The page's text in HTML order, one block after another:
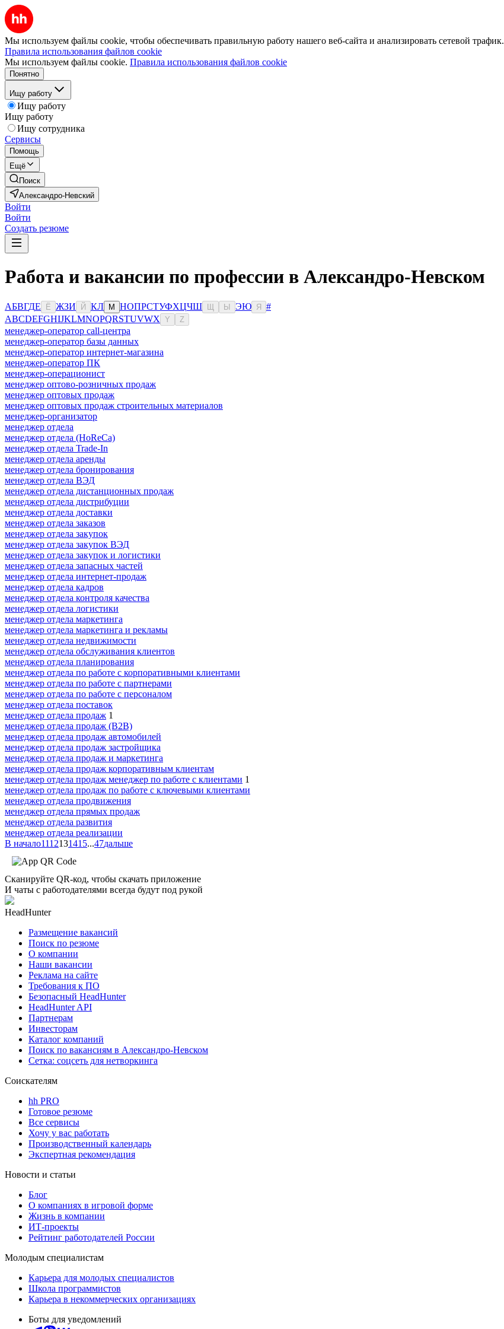
Мы используем файлы cookie, чтобы обеспечивать правильную работу нашего веб-сайта и анализировать сетевой трафик.
Правила использования файлов cookie
Мы используем файлы cookie. Правила использования файлов cookie
Понятно
Ищу работу
Ищу работу
Ищу работу
Ищу сотрудника
Сервисы
Помощь
Ещё
Поиск
Александро-Невский
Войти
Войти
Создать резюме
Работа и вакансии по профессии в Александро-Невском
АБВГДЕ Ё ЖЗИ Й КЛ М НОПРСТУФХЦЧШ Ы ЭЮ Я
#
ABCDEFGHIJKLMNOPQRSTUVWX Y Z
менеджер-оператор call-центра
менеджер-оператор базы данных
менеджер-оператор интернет-магазина
менеджер-оператор ПК
менеджер-операционист
менеджер оптово-розничных продаж
менеджер оптовых продаж
менеджер оптовых продаж строительных материалов
менеджер-организатор
менеджер отдела
менеджер отдела (HoReCa)
менеджер отдела Trade-In
менеджер отдела аренды
менеджер отдела бронирования
менеджер отдела ВЭД
менеджер отдела дистанционных продаж
менеджер отдела дистрибуции
менеджер отдела доставки
менеджер отдела заказов
менеджер отдела закупок
менеджер отдела закупок ВЭД
менеджер отдела закупок и логистики
менеджер отдела запасных частей
менеджер отдела интернет-продаж
менеджер отдела кадров
менеджер отдела контроля качества
менеджер отдела логистики
менеджер отдела маркетинга
менеджер отдела маркетинга и рекламы
менеджер отдела недвижимости
менеджер отдела обслуживания клиентов
менеджер отдела планирования
менеджер отдела по работе с корпоративными клиентами
менеджер отдела по работе с партнерами
менеджер отдела по работе с персоналом
менеджер отдела поставок
менеджер отдела продаж 1
менеджер отдела продаж (B2B)
менеджер отдела продаж автомобилей
менеджер отдела продаж застройщика
менеджер отдела продаж и маркетинга
менеджер отдела продаж корпоративным клиентам
менеджер отдела продаж менеджер по работе с клиентами 1
менеджер отдела продаж по работе с ключевыми клиентами
менеджер отдела продвижения
менеджер отдела прямых продаж
менеджер отдела развития
менеджер отдела реализации
В начало1112131415...47дальше
Сканируйте QR-код, чтобы скачать приложение
И чаты с работодателями всегда будут под рукой
HeadHunter
Размещение вакансий
Поиск по резюме
О компании
Наши вакансии
Реклама на сайте
Требования к ПО
Безопасный HeadHunter
HeadHunter API
Партнерам
Инвесторам
Каталог компаний
Поиск по вакансиям в Александро-Невском
Сетка: соцсеть для нетворкинга
Соискателям
hh PRO
Готовое резюме
Все сервисы
Хочу у вас работать
Производственный календарь
Экспертная рекомендация
Новости и статьи
Блог
О компаниях в игровой форме
Жизнь в компании
ИТ-проекты
Рейтинг работодателей России
Молодым специалистам
Карьера для молодых специалистов
Школа программистов
Карьера в некоммерческих организациях
Боты для уведомлений